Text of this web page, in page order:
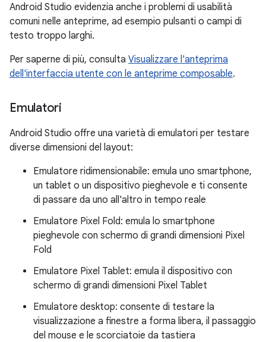
Android Studio evidenzia anche i problemi di usabilità
comuni nelle anteprime, ad esempio pulsanti o campi di
testo troppo larghi.
Per saperne di più, consulta Visualizzare l'anteprima
dell'interfaccia utente con le anteprime composable.
Emulatori
Android Studio offre una varietà di emulatori per testare
diverse dimensioni del layout:
Emulatore ridimensionabile: emula uno smartphone,
un tablet o un dispositivo pieghevole e ti consente
di passare da uno all'altro in tempo reale
Emulatore Pixel Fold: emula lo smartphone
pieghevole con schermo di grandi dimensioni Pixel
Fold
Emulatore Pixel Tablet: emula il dispositivo con
schermo di grandi dimensioni Pixel Tablet
Emulatore desktop: consente di testare la
visualizzazione a finestre a forma libera, il passaggio
del mouse e le scorciatoie da tastiera